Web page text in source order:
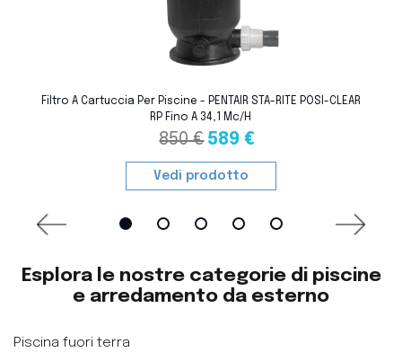
Filtro A Cartuccia Per Piscine - PENTAIR STA-RITE POSI-CLEAR
RP Fino A 34,1 Mc/h
850 € 589 €
Vedi prodotto
Esplora le nostre categorie di piscine
e arredamento da esterno
Piscina fuori terra